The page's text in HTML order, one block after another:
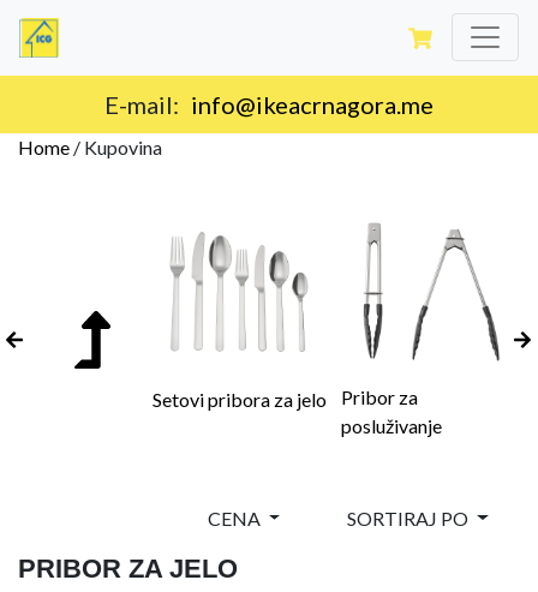
Isporuka na teritoriji Crne Gore.
Home / Kupovina
Setovi pribora za jelo
Pribor za
posluživanje
CENA SORTIRAJ PO
PRIBOR ZA JELO